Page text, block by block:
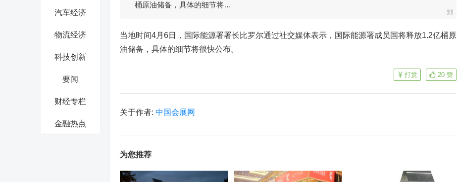
汽车经济
物流经济
科技创新
要闻
财经专栏
金融热点
桶原油储备，具体的细节将…
当地时间4月6日，国际能源署署长比罗尔通过社交媒体表示，国际能源署成员国将释放1.2亿桶原
油储备，具体的细节将很快公布。
20 赞
打赏
关于作者: 中国会展网
为您推荐